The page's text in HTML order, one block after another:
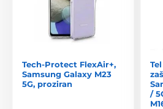
Tech-Protect FlexAir+,
Samsung Galaxy M23
5G, proziran
/